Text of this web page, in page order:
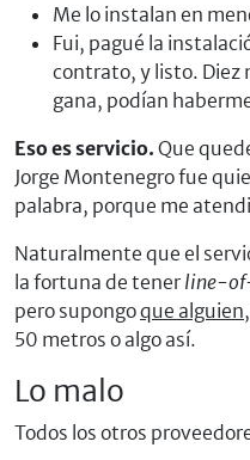
Me lo instalan en
Fui, pagué la
contrato, y listo. Diez
gana, podían
Eso es servicio. Que
Jorge Montenegro fue
palabra, porque me
Naturalmente que el
la fortuna de tener line-
pero supongoque alguien
50 metros o algo así.
Lo malo
Todos los otros